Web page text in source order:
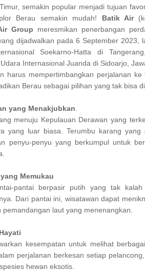
semakin popular menjadi tujuan
Berau semakin mudah! Batik Air
Group meresmikan penerbangan
dijadwalkan pada 6 September 2023,
Soekarno-Hatta di
Internasional Juanda di Sidoarjo,
harus mempertimbangkan perjalanan ke
Berau sebagai pilihan yang tak bisa
yang Menakjubkan
menuju Kepulauan Derawan yang
yang luar biasa. Terumbu karang yang
penyu-penyu yang berkumpul untuk
Memukau
pantai berpasir putih yang tak kalah
Dari pantai ini, wisatawan dapat
laut yang menenangkan.
kesempatan untuk melihat
perjalanan berkesan setiap
hewan eksotis.